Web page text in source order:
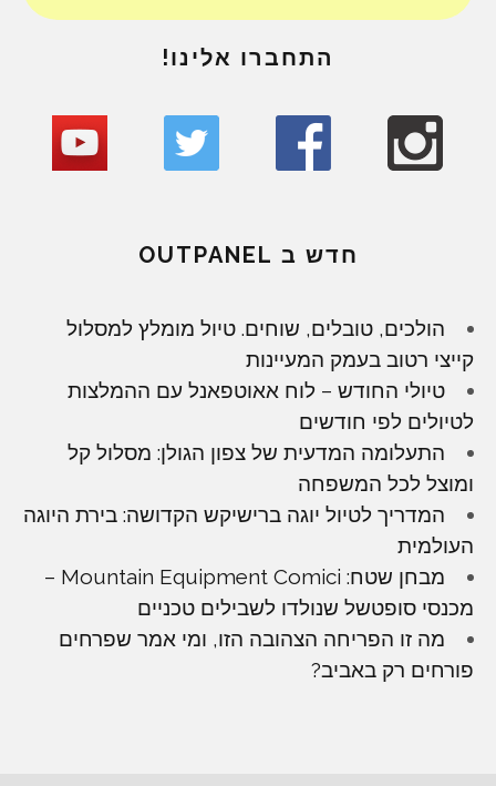
התחברו אלינו!
חדש ב OUTPANEL
הולכים, טובלים, שוחים. טיול מומלץ למסלול
קייצי רטוב בעמק המעיינות
טיולי החודש – לוח אאוטפאנל עם ההמלצות
לטיולים לפי חודשים
התעלומה המדעית של צפון הגולן: מסלול קל
ומוצל לכל המשפחה
המדריך לטיול יוגה ברישיקש הקדושה: בירת היוגה
העולמית
מבחן שטח: Mountain Equipment Comici –
מכנסי סופטשל שנולדו לשבילים טכניים
מה זו הפריחה הצהובה הזו, ומי אמר שפרחים
פורחים רק באביב?